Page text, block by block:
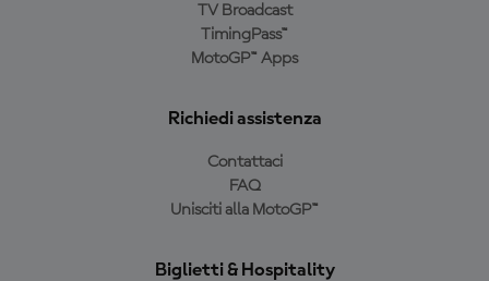
TV Broadcast
TimingPass™
MotoGP™ Apps
Richiedi assistenza
Contattaci
FAQ
Unisciti alla MotoGP™
Biglietti & Hospitality